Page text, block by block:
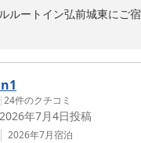
ルートイン弘前城東にご
ます。
につきまして、「最高」
のご滞在中に何度もご利
ましても大きな励みとな
|24件のクチコミ
2026年7月4日投稿
2026年7月宿泊